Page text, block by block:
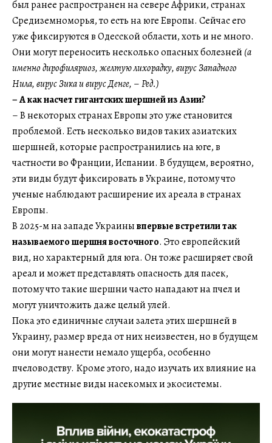
был ранее распространен на севере Африки, странах
Средиземноморья, то есть на юге Европы. Сейчас его
уже фиксируются в Одесской области, хоть и не много.
Они могут переносить несколько опасных болезней (а
именно дирофиляриоз, желтую лихорадку, вирус Западного
Нила, вирус Зика и вирус Денге, –Ред.)
– А как насчет гигантских шершней из Азии?
– В некоторых странах Европы это уже становится
проблемой. Есть несколько видов таких азиатских
шершней, которые распространились на юге, в
частности во Франции, Испании. В будущем, вероятно,
эти виды будут фиксировать в Украине, потому что
ученые наблюдают расширение их ареала в странах
Европы.
В 2025-м на западе Украинывпервые встретили так
называемого шершня восточного. Это европейский
вид, но характерный для юга. Он тоже расширяет свой
ареал и может представлять опасность для пасек,
потому что такие шершни часто нападают на пчел и
могут уничтожить даже целый улей.
Пока это единичные случаи залета этих шершней в
Украину, размер вреда от них неизвестен, но в будущем
они могут нанести немало ущерба, особенно
пчеловодству. Кроме этого, надо изучать их влияние на
другие местные виды насекомых и экосистемы.